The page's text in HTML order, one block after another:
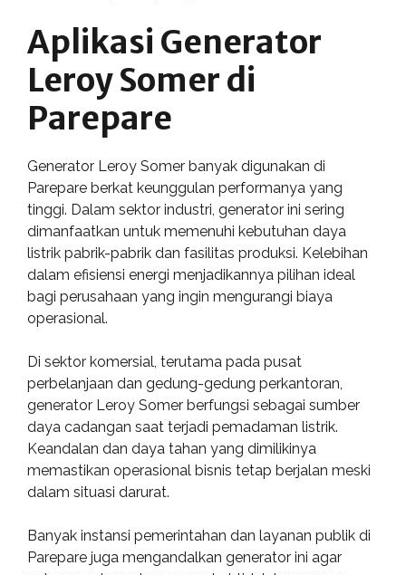
Aplikasi Generator
Leroy Somer di
Parepare
Generator Leroy Somer banyak digunakan di
Parepare berkat keunggulan performanya yang
tinggi. Dalam sektor industri, generator ini sering
dimanfaatkan untuk memenuhi kebutuhan daya
listrik pabrik-pabrik dan fasilitas produksi. Kelebihan
dalam efisiensi energi menjadikannya pilihan ideal
bagi perusahaan yang ingin mengurangi biaya
operasional.
Di sektor komersial, terutama pada pusat
perbelanjaan dan gedung-gedung perkantoran,
generator Leroy Somer berfungsi sebagai sumber
daya cadangan saat terjadi pemadaman listrik.
Keandalan dan daya tahan yang dimilikinya
memastikan operasional bisnis tetap berjalan meski
dalam situasi darurat.
Banyak instansi pemerintahan dan layanan publik di
Parepare juga mengandalkan generator ini agar